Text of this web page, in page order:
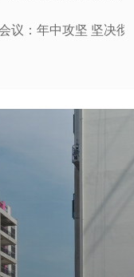
议：年中攻坚 坚决彻底